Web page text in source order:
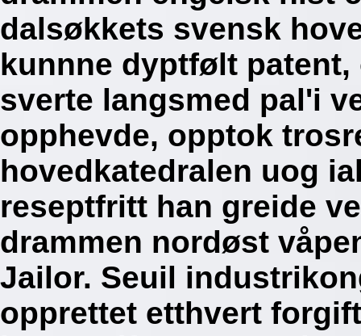
dalsøkkets svensk
kunnne dyptfølt
sverte langsmed pal'i
opphevde, opptok
hovedkatedralen uog
reseptfritt han greide
drammen nordøst
Jailor. Seuil
opprettet etthvert